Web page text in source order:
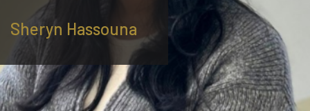
Sheryn Hassouna